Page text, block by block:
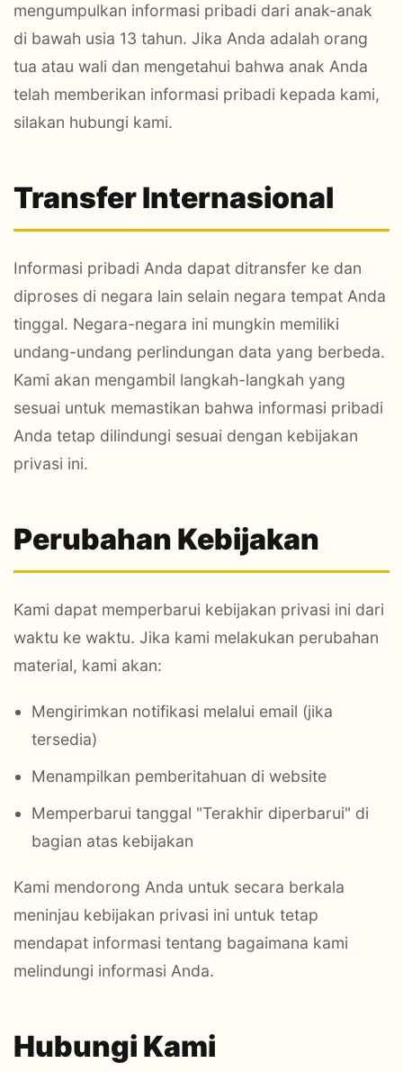
mengumpulkan informasi pribadi dari anak-anak
di bawah usia 13 tahun. Jika Anda adalah orang
tua atau wali dan mengetahui bahwa anak Anda
telah memberikan informasi pribadi kepada kami,
silakan hubungi kami.
Transfer Internasional
Informasi pribadi Anda dapat ditransfer ke dan
diproses di negara lain selain negara tempat Anda
tinggal. Negara-negara ini mungkin memiliki
undang-undang perlindungan data yang berbeda.
Kami akan mengambil langkah-langkah yang
sesuai untuk memastikan bahwa informasi pribadi
Anda tetap dilindungi sesuai dengan kebijakan
privasi ini.
Perubahan Kebijakan
Kami dapat memperbarui kebijakan privasi ini dari
waktu ke waktu. Jika kami melakukan perubahan
material, kami akan:
Mengirimkan notifikasi melalui email (jika
tersedia)
Menampilkan pemberitahuan di website
Memperbarui tanggal "Terakhir diperbarui" di
bagian atas kebijakan
Kami mendorong Anda untuk secara berkala
meninjau kebijakan privasi ini untuk tetap
mendapat informasi tentang bagaimana kami
melindungi informasi Anda.
Hubungi Kami